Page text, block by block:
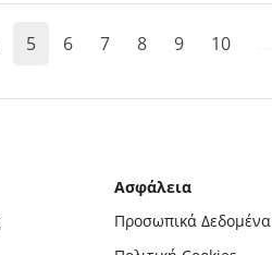
5
(current)
6 7 8 9 10
Ασφάλεια
Προσωπικά Δεδομένα